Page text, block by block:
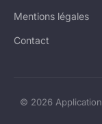
Mentions légales
Contact
© 2026